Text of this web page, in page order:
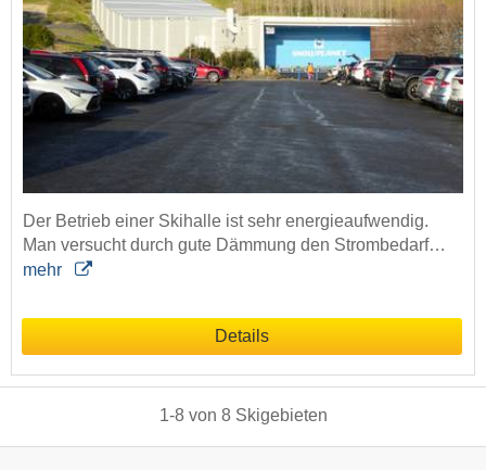
Der Betrieb einer Skihalle ist sehr energieaufwendig.
Man versucht durch gute Dämmung den Strombedarf…
mehr
Details
1-8von 8 Skigebieten